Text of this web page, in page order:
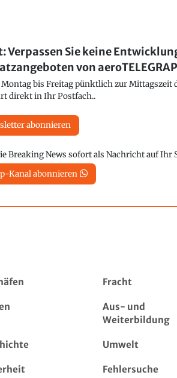
Sie keine
von
bis Freitag pünktlich zur Mittagszeit
direkt in Ihr Postfach..
abonnieren
Breaking News sofort als Nachricht auf Ihr
Kanal abonnieren
Fracht
Aus- und
Weiterbildung
Umwelt
Fehlersuche